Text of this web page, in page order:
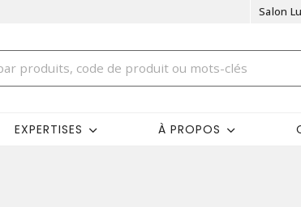
Salon
EXPERTISES À PROPOS